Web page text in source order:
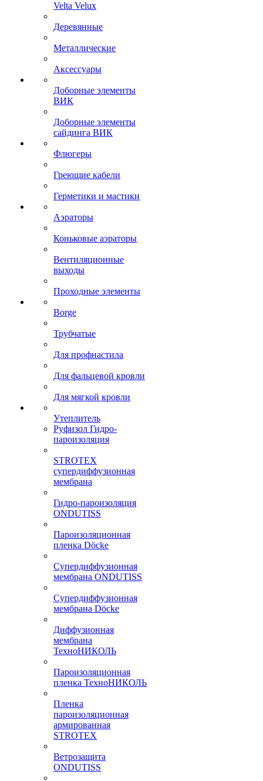
Velta Velux
Деревянные
Металлические
Аксессуары
Доборные элементы
ВИК
Доборные элементы
сайдинга ВИК
Флюгеры
Греющие кабели
Герметики и мастики
Аэраторы
Коньковые аэраторы
Вентиляционные
выходы
Проходные элементы
Borge
Трубчатые
Для профнастила
Для фальцевой кровли
Для мягкой кровли
Утеплитель
Руфизол Гидро-
пароизоляция
STROTEX
супердиффузионная
мембрана
Гидро-пароизоляция
ONDUTISS
Пароизоляционная
пленка Döcke
Супердиффузионная
мембрана ONDUTISS
Супердиффузионная
мембрана Döcke
Диффузионная
мембрана
ТехноНИКОЛЬ
Пароизоляционная
пленка ТехноНИКОЛЬ
Пленка
пароизоляционная
армированная
STROTEX
Ветрозащита
ONDUTISS